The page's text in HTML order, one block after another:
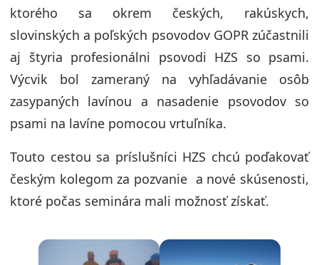
ktorého sa okrem českých, rakúskych,
slovinských a poľských psovodov GOPR zúčastnili
aj štyria profesionálni psovodi HZS so psami.
Výcvik bol zameraný na vyhľadávanie osôb
zasypaných lavínou a nasadenie psovodov so
psami na lavíne pomocou vrtuľníka.
Touto cestou sa príslušníci HZS chcú poďakovať
českým kolegom za pozvanie a nové skúsenosti,
ktoré počas seminára mali možnosť získať.